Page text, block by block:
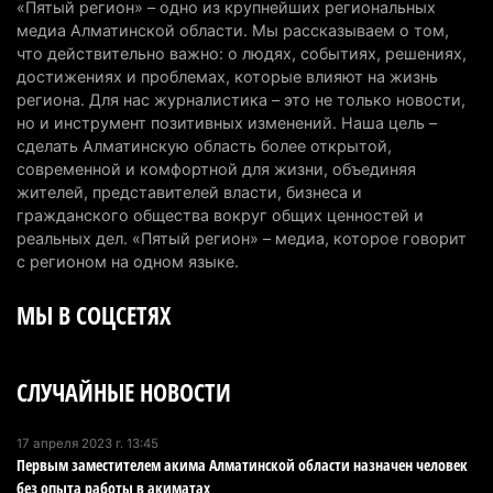
Казахстан может начать выпуск экологичного
топлива для самолетов: пилотный проект
запустят в Алатау
5 августа 2026 г. 12:32 197
Туриста с тяжелыми травмами эвакуировали в
горах Алматинской области после камнепада
5 августа 2026 г. 11:23 165
Алматинской области, судят спустя год после
катеров для Formula-1 H2O и откроют академию
пилотов
«Пятый регион» – одно из крупнейших региональных
медиа Алматинской области. Мы рассказываем о том,
что действительно важно: о людях, событиях, решениях,
достижениях и проблемах, которые влияют на жизнь
региона. Для нас журналистика – это не только новости,
но и инструмент позитивных изменений. Наша цель –
сделать Алматинскую область более открытой,
современной и комфортной для жизни, объединяя
жителей, представителей власти, бизнеса и
гражданского общества вокруг общих ценностей и
реальных дел. «Пятый регион» – медиа, которое говорит
с регионом на одном языке.
МЫ В СОЦСЕТЯХ
СЛУЧАЙНЫЕ НОВОСТИ
17 апреля 2023 г. 13:45
Первым заместителем акима Алматинской области назначен человек
без опыта работы в акиматах